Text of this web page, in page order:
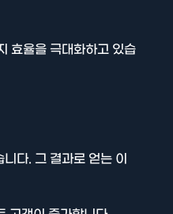
효율을 극대화하고 있습
다. 그 결과로 얻는 이